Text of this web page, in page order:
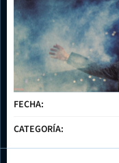
FECHA:
CATEGORÍA: